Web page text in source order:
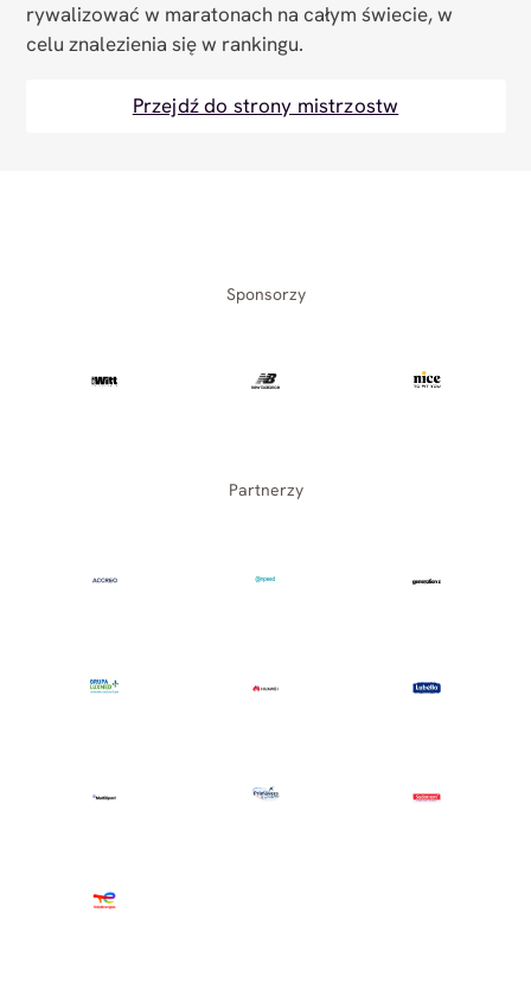
rywalizować w maratonach na całym świecie, w
celu znalezienia się w rankingu.
Przejdź do strony mistrzostw
Sponsorzy
Partnerzy